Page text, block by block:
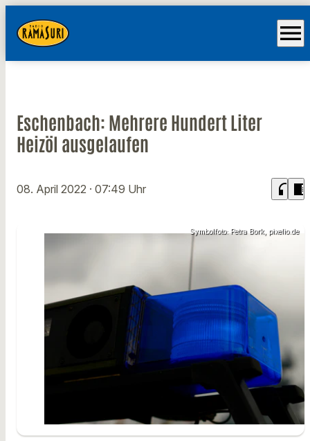
menu
Eschenbach: Mehrere Hundert Liter
Heizöl ausgelaufen
08. April 2022 · 07:49 Uhr headphones chrome_reader_mode
Symbolfoto: Petra Bork, pixelio.de